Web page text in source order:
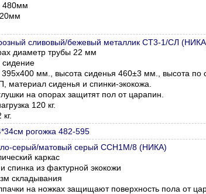
480мм
сливовый/бежевый металлик СТ3-1/СЛ
диаметр трубы 22 мм
сидение
мм., высота сиденья 460±3 мм., высота по
материал сиденья и спинки-экокожа.
на опорах защитят пол от царапин.
120 кг.
рогожка 482-595
серый/матовый серый ССН1М/8 (НИКА)
каркас
спинка из фактурной экокожи
складывания
на ножках защищают поверхность пола от